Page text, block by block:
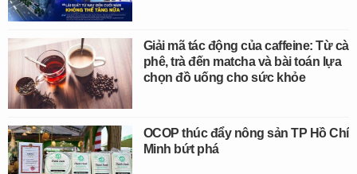
Giải mã tác động của caffeine: Từ cà
phê, trà đến matcha và bài toán lựa
chọn đồ uống cho sức khỏe
OCOP thúc đẩy nông sản TP Hồ Chí
Minh bứt phá